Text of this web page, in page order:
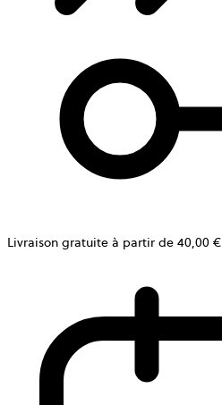
Livraison gratuite à partir de 40,00 €